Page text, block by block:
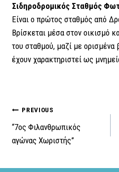
Σιδηροδρομικός Σταθμός
Είναι ο πρώτος σταθμός από
Βρίσκεται μέσα στον οικισμό
του σταθμού, μαζί με ορισμένα
έχουν χαρακτηριστεί ως
Πλοήγηση
άρθρων
PREVIOUS
“7ος Φιλανθρωπικός
αγώνας Χωριστής”